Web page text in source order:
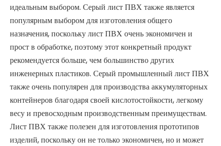
идеальным выбором. Серый лист ПВХ также является
популярным выбором для изготовления общего
назначения, поскольку лист ПВХ очень экономичен и
прост в обработке, поэтому этот конкретный продукт
рекомендуется больше, чем большинство других
инженерных пластиков. Серый промышленный лист ПВХ
также очень популярен для производства аккумуляторных
контейнеров благодаря своей кислотостойкости, легкому
весу и превосходным производственным преимуществам.
Лист ПВХ также полезен для изготовления прототипов
изделий, поскольку он не только экономичен, но и может